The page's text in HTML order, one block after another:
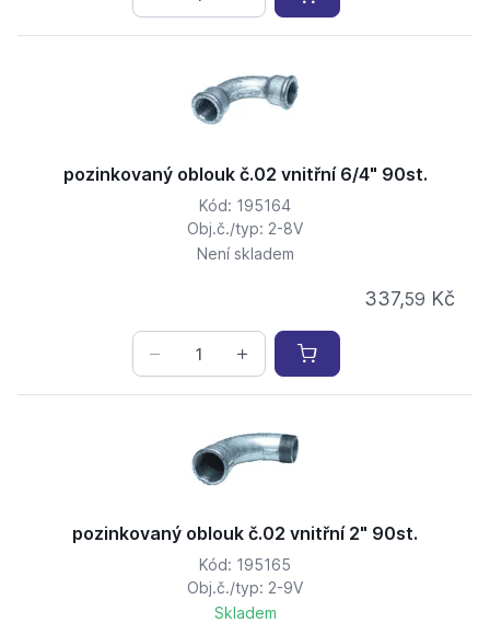
pozinkovaný oblouk č.02 vnitřní 6/4" 90st.
Kód: 195164
Obj.č./typ: 2-8V
Není skladem
337,59 Kč
pozinkovaný oblouk č.02 vnitřní 2" 90st.
Kód: 195165
Obj.č./typ: 2-9V
Skladem